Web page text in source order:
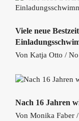
Viele neue
Von Katja Otto /
Nach 16 Jahren
Von Monika Faber /